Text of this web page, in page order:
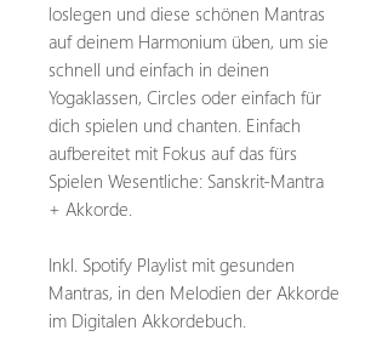
loslegen und diese schönen Mantras
auf deinem Harmonium üben, um sie
schnell und einfach in deinen
Yogaklassen, Circles oder einfach für
dich spielen und chanten. Einfach
aufbereitet mit Fokus auf das fürs
Spielen Wesentliche: Sanskrit-Mantra
+ Akkorde.
Inkl. Spotify Playlist mit gesunden
Mantras, in den Melodien der Akkorde
im Digitalen Akkordebuch.